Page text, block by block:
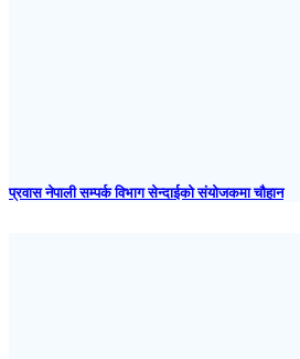
प्रवास नेपाली सम्पर्क विभाग सेन्दाईको संयोजकमा चौहान